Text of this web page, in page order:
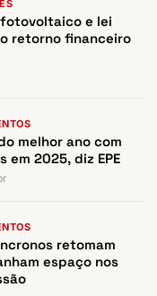
e lei
retorno financeiro
melhor ano com
em 2025, diz EPE
retomam
espaço nos